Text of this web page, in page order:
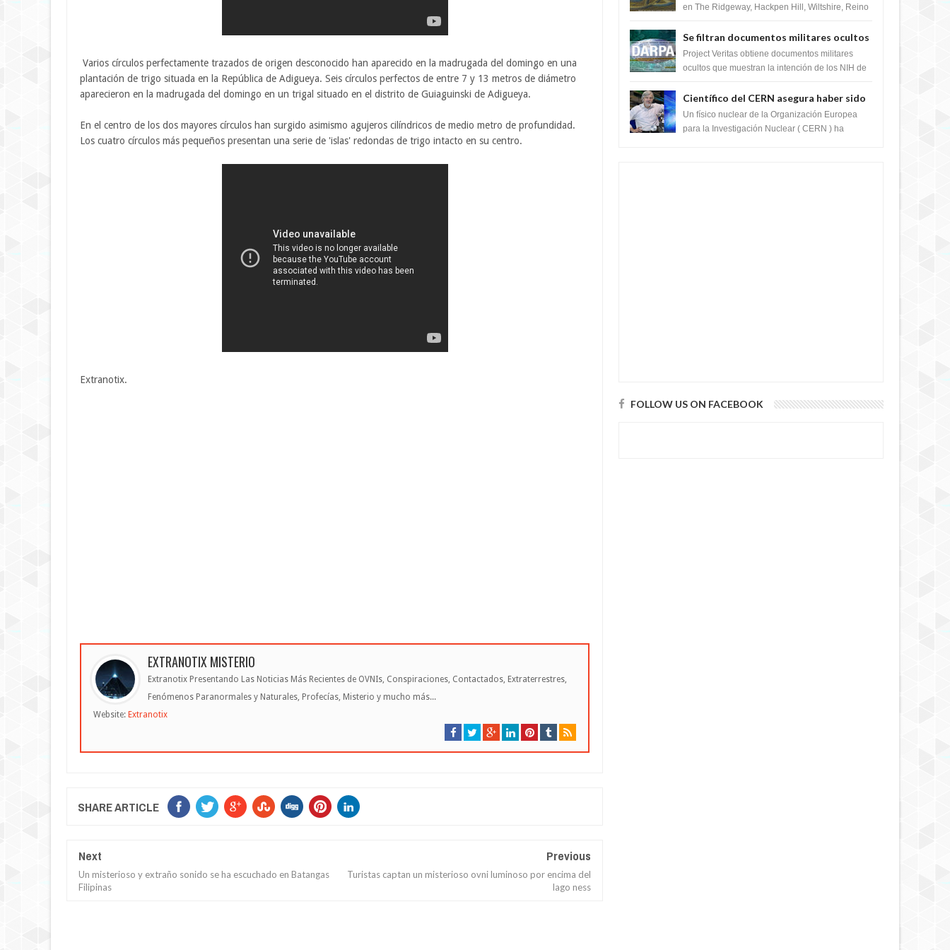
Varios círculos perfectamente trazados de origen desconocido han aparecido en la madrugada del domingo en una
plantación de trigo situada en la República de Adigueya. Seis círculos perfectos de entre 7 y 13 metros de diámetro
aparecieron en la madrugada del domingo en un trigal situado en el distrito de Guiaguinski de Adigueya.
En el centro de los dos mayores círculos han surgido asimismo agujeros cilíndricos de medio metro de profundidad.
Los cuatro círculos más pequeños presentan una serie de 'islas' redondas de trigo intacto en su centro.
Extranotix.
EXTRANOTIX MISTERIO
Extranotix Presentando Las Noticias Más Recientes de OVNIs, Conspiraciones, Contactados, Extraterrestres,
Fenómenos Paranormales y Naturales, Profecías, Misterio y mucho más...
Website: Extranotix
SHARE ARTICLE
Next
Un misterioso y extraño sonido se ha escuchado en Batangas
Filipinas
Previous
Turistas captan un misterioso ovni luminoso por encima del
lago ness
en The Ridgeway, Hackpen Hill, Wiltshire, Reino
Se filtran documentos militares ocultos
que muestran la intención de los NIH de
crear el SARS-CoV-2, utilizando la
Project Veritas obtiene documentos militares
ocultos que muestran la intención de los NIH de
Científico del CERN asegura haber sido
ayudado por seres de luz durante una
prueba del Colisionador de Hadrones
Un físico nuclear de la Organización Europea
para la Investigación Nuclear ( CERN ) ha
FOLLOW US ON FACEBOOK